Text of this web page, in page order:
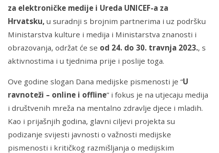
za elektroničke medije i Ureda UNICEF-a za
Hrvatsku, u suradnji s brojnim partnerima i uz podršku
Ministarstva kulture i medija i Ministarstva znanosti i
obrazovanja, održat će se od 24. do 30. travnja 2023., s
aktivnostima i u tjednima prije i poslije toga.
Ove godine slogan Dana medijske pismenosti je “U
ravnoteži – online i offline” i fokus je na utjecaju medija
i društvenih mreža na mentalno zdravlje djece i mladih.
Kao i prijašnjih godina, glavni ciljevi projekta su
podizanje svijesti javnosti o važnosti medijske
pismenosti i kritičkog razmišljanja o medijskim